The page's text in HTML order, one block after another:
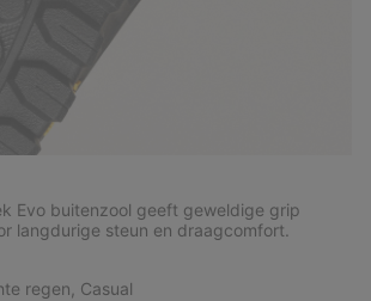
Evo buitenzool geeft geweldige grip
langdurige steun en draagcomfort.
regen, Casual